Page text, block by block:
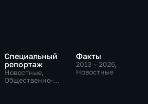
Специальный
репортаж
Новостные,
Общественно-
Факты
2013 – 2026,
Новостные